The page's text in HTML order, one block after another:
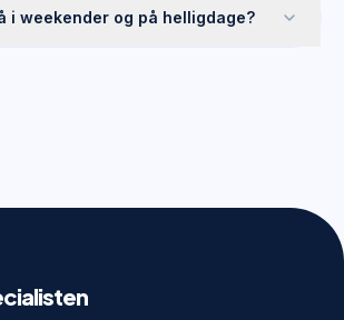
i weekender og på helligdage?